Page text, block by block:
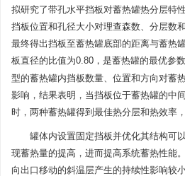
拟研究了带孔水平挡板对蓄热罐热分层特
挡板位置和孔径大小对理查森数、分层数
最终得出挡板至蓄热罐底部的距离与蓄热
板直径的比值为0.80，是蓄热罐的最优参
型的蓄热罐内挡板数量、位置和方向对蓄
影响，结果表明，当挡板位于蓄热罐的中
时，两种蓄热罐得到最佳热分层和热效率
罐体内设置固定挡板并优化其结构可
现蓄热量的提高，进而提高系统蓄热性能
向出口移动的斜温层产生的持续性影响较